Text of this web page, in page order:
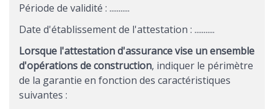
Période de validité : ...........
Date d'établissement de l'attestation : ...........
Lorsque l'attestation d'assurance vise un ensemble
d'opérations de construction, indiquer le périmètre
de la garantie en fonction des caractéristiques
suivantes :